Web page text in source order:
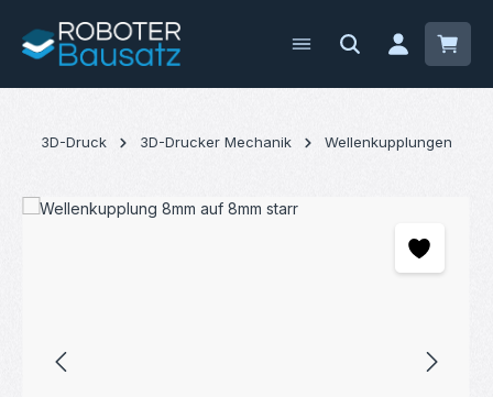
Zum Hauptinhalt springen
3D-Druck 3D-Drucker Mechanik Wellenkupplungen
Bildergalerie überspringen